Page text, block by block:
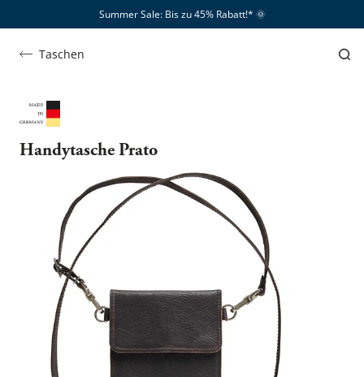
Summer Sale: Bis zu 45% Rabatt!*​ 🌞
Taschen
Handytasche Prato